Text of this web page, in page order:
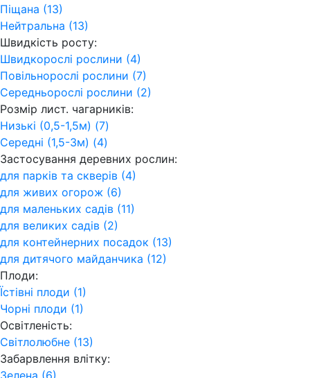
Піщана (13)
Нейтральна (13)
Швидкість росту:
Швидкорослі рослини (4)
Повільнорослі рослини (7)
Середньорослі рослини (2)
Розмір лист. чагарників:
Низькі (0,5-1,5м) (7)
Середні (1,5-3м) (4)
Застосування деревних рослин:
для парків та скверів (4)
для живих огорож (6)
для маленьких садів (11)
для великих садів (2)
для контейнерних посадок (13)
для дитячого майданчика (12)
Плоди:
Їстівні плоди (1)
Чорні плоди (1)
Освітленість:
Світлолюбне (13)
Забарвлення влітку:
Зелена (6)